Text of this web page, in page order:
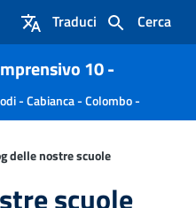
Cerca
Traduci
10 -
- Cabianca - Colombo -
delle nostre scuole
scuole